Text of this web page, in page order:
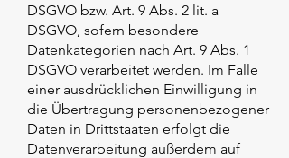
DSGVO bzw. Art. 9 Abs. 2 lit. a
DSGVO, sofern besondere
Datenkategorien nach Art. 9 Abs. 1
DSGVO verarbeitet werden. Im Falle
einer ausdrücklichen Einwilligung in
die Übertragung personenbezogener
Daten in Drittstaaten erfolgt die
Datenverarbeitung außerdem auf